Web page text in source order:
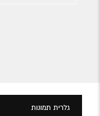
גלרית תמונות